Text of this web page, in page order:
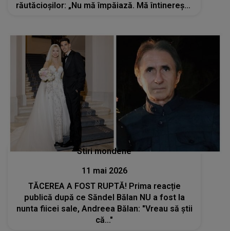
răutăcioșilor: „Nu mă împăiază. Mă întinerește
Stiri mondene
11 mai 2026
TĂCEREA A FOST RUPTĂ! Prima reacție
publică după ce Săndel Bălan NU a fost la
nunta fiicei sale, Andreea Bălan: "Vreau să știi
că..."